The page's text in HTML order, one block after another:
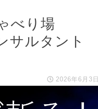
べり場
サルタント
2026年6月3日